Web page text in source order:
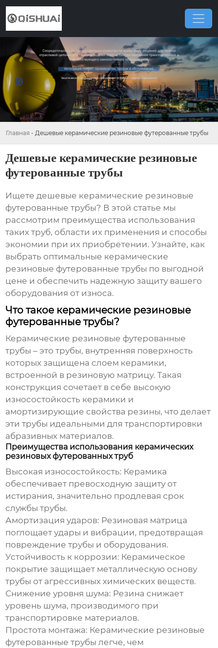
Главная - Дешевые керамические резиновые футерованные трубы
Дешевые керамические резиновые
футерованные трубы
Ищетедешевые керамические резиновые
футерованные трубы? В этой статье мы
рассмотрим преимущества использования
таких труб, области их применения и способы
экономии при их приобретении. Узнайте, как
выбрать оптимальные керамические
резиновые футерованные трубы по выгодной
цене и обеспечить надежную защиту вашего
оборудования от износа.
Что такое керамические резиновые
футерованные трубы?
Керамические резиновые футерованные
трубы – это трубы, внутренняя поверхность
которых защищена слоем керамики,
встроенной в резиновую матрицу. Такая
конструкция сочетает в себе высокую
износостойкость керамики и
амортизирующие свойства резины, что делает
эти трубы идеальными для транспортировки
абразивных материалов.
Преимущества использования керамических
резиновых футерованных труб
Высокая износостойкость: Керамика
обеспечивает превосходную защиту от
истирания, значительно продлевая срок
службы трубы.
Амортизация ударов: Резиновая матрица
поглощает удары и вибрации, предотвращая
повреждение трубы и оборудования.
Устойчивость к коррозии: Керамическое
покрытие защищает металлическую основу
трубы от агрессивных химических веществ.
Снижение уровня шума: Резина снижает
уровень шума, производимого при
транспортировке материалов.
Простота монтажа: Керамические резиновые
футерованные трубы легче, чем